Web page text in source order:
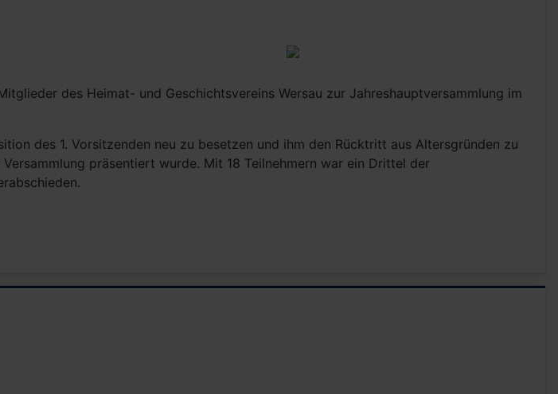
des Heimat- und Geschichtsvereins Wersau zur Jahreshauptversammlung im
des 1. Vorsitzenden neu zu besetzen und ihm den Rücktritt aus Altersgründen zu
präsentiert wurde. Mit 18 Teilnehmern war ein Drittel der